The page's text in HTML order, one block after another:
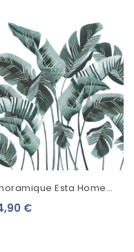
Esta Home
XL² Feuilles De
€